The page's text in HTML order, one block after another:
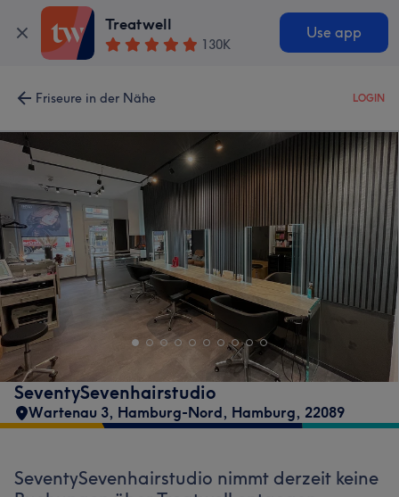
Treatwell
130K
Use app
Friseure in der Nähe LOGIN
SeventySevenhairstudio
Wartenau 3, Hamburg-Nord, Hamburg, 22089
SeventySevenhairstudio nimmt derzeit keine